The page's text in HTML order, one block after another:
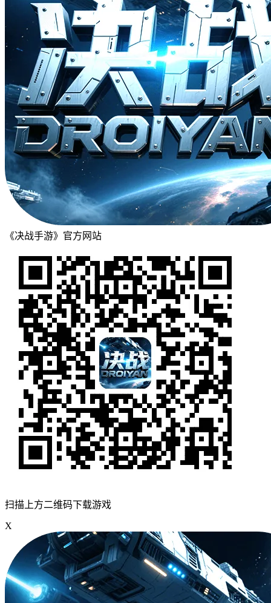
《决战手游》官方网站
扫描上方二维码下载游戏
X